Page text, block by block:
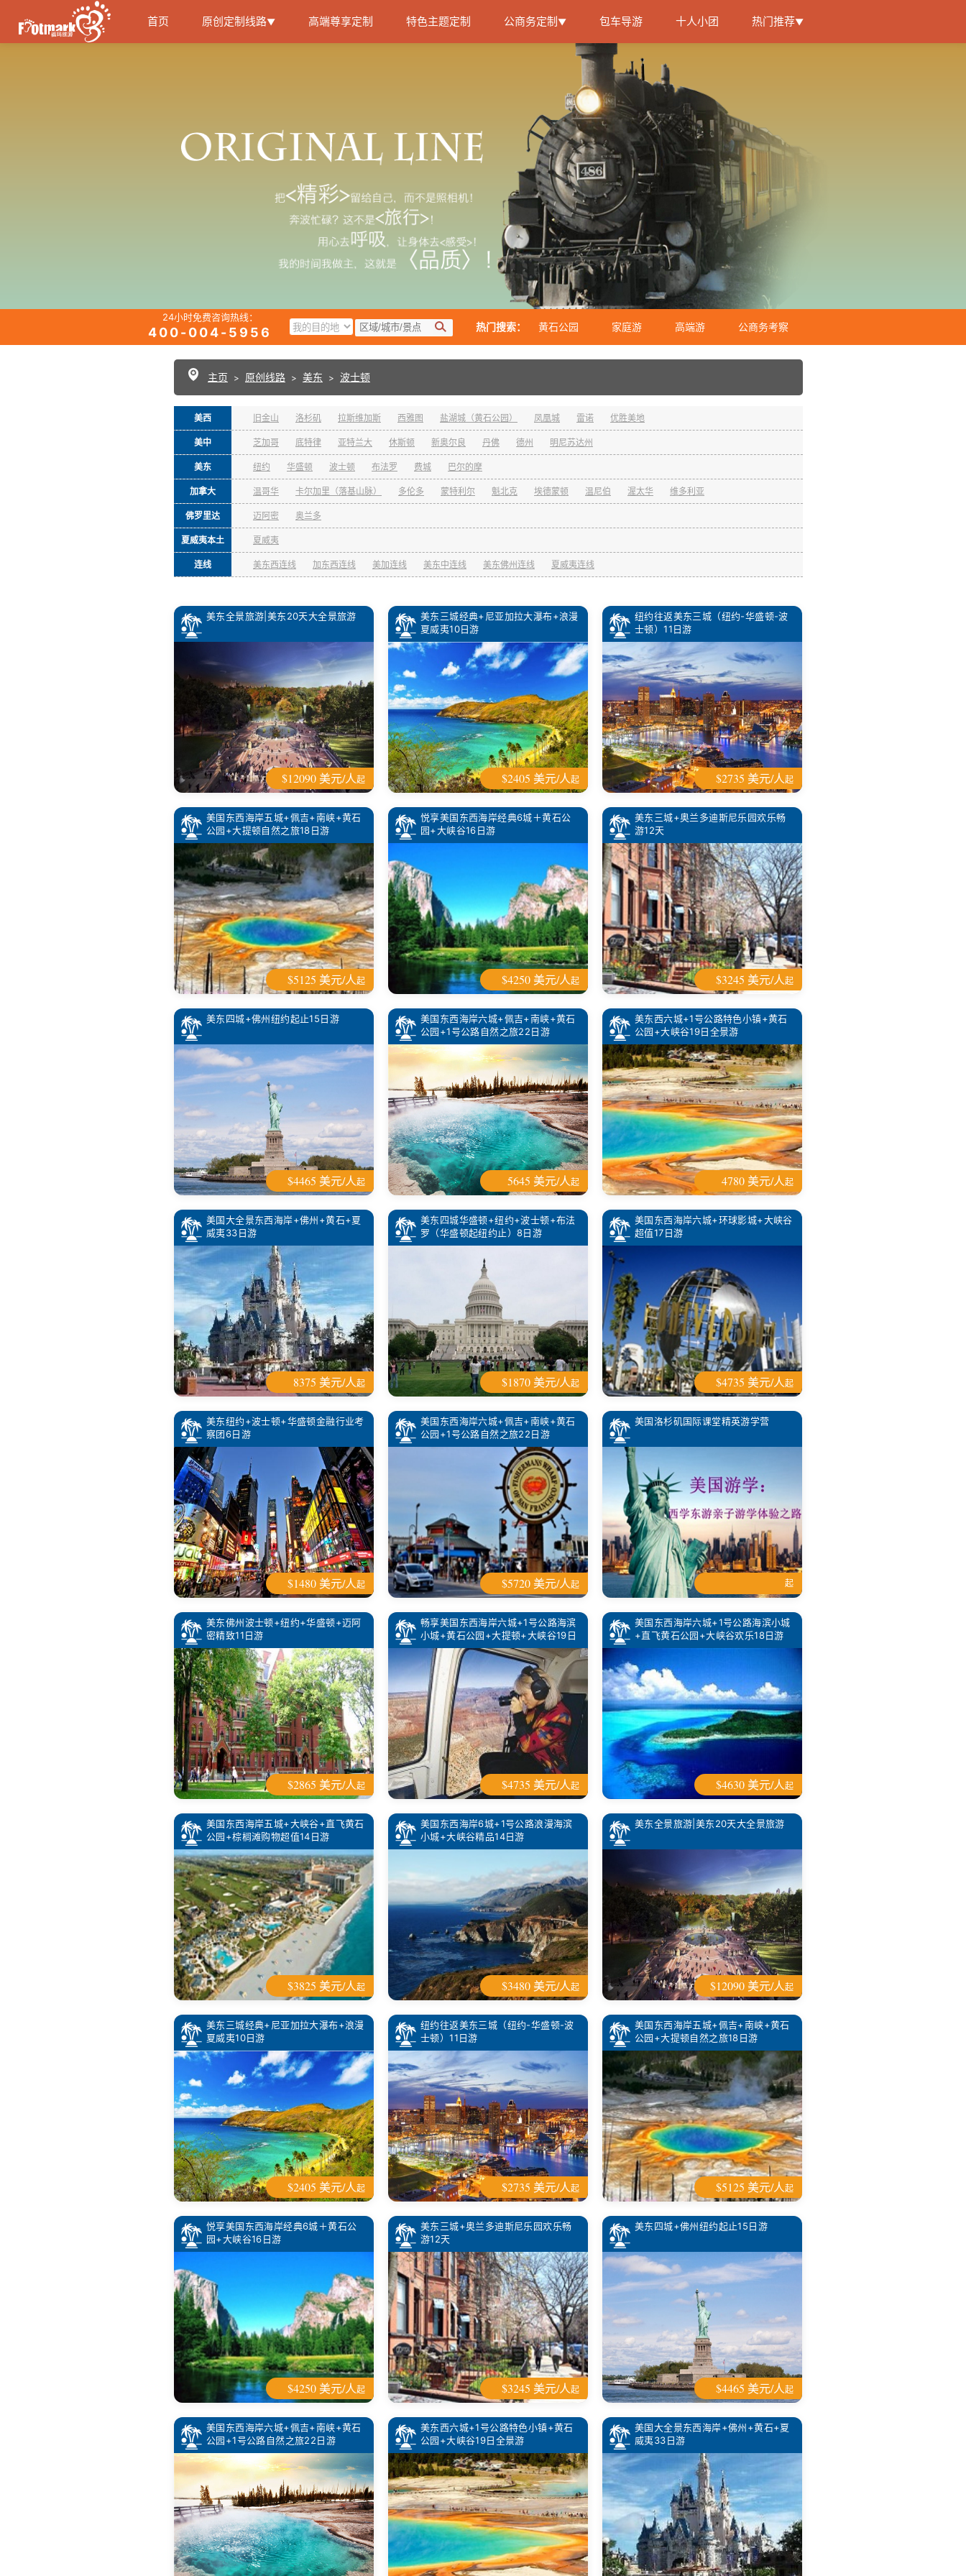
首页 原创定制线路▼ 高端尊享定制 特色主题定制 公商务定制▼ 包车导游 十人小团 热门推荐▼
24小时免费咨询热线：
400-004-5956 热门搜索： 黄石公园 家庭游 高端游 公商务考察
主页 > 原创线路 > 美东 > 波士顿
美西 旧金山 洛杉矶 拉斯维加斯 西雅图 盐湖城（黄石公园） 凤凰城 雷诺 优胜美地
美中 芝加哥 底特律 亚特兰大 休斯顿 新奥尔良 丹佛 德州 明尼苏达州
美东 纽约 华盛顿 波士顿 布法罗 费城 巴尔的摩
加拿大 温哥华 卡尔加里（落基山脉） 多伦多 蒙特利尔 魁北克 埃德蒙顿 温尼伯 渥太华 维多利亚
佛罗里达 迈阿密 奥兰多
夏威夷本土 夏威夷
连线 美东西连线 加东西连线 美加连线 美东中连线 美东佛州连线 夏威夷连线
美东全景旅游|美东20天大全景旅游
$12090 美元/人起
美东三城经典+尼亚加拉大瀑布+浪漫
夏威夷10日游
$2405 美元/人起
纽约往返美东三城（纽约-华盛顿-波
士顿）11日游
$2735 美元/人起
美国东西海岸五城+佩吉+南峡+黄石
公园+大提顿自然之旅18日游
$5125 美元/人起
悦享美国东西海岸经典6城＋黄石公
园+大峡谷16日游
$4250 美元/人起
美东三城+奥兰多迪斯尼乐园欢乐畅
游12天
$3245 美元/人起
美东四城+佛州纽约起止15日游
$4465 美元/人起
美国东西海岸六城+佩吉+南峡+黄石
公园+1号公路自然之旅22日游
5645 美元/人起
美东西六城+1号公路特色小镇+黄石
公园+大峡谷19日全景游
4780 美元/人起
美国大全景东西海岸+佛州+黄石+夏
威夷33日游
8375 美元/人起
美东四城华盛顿+纽约+波士顿+布法
罗（华盛顿起纽约止）8日游
$1870 美元/人起
美国东西海岸六城+环球影城+大峡谷
超值17日游
$4735 美元/人起
美东纽约+波士顿+华盛顿金融行业考
察团6日游
$1480 美元/人起
美国东西海岸六城+佩吉+南峡+黄石
公园+1号公路自然之旅22日游
$5720 美元/人起
美国洛杉矶国际课堂精英游学营
起
美东佛州波士顿+纽约+华盛顿+迈阿
密精致11日游
$2865 美元/人起
畅享美国东西海岸六城+1号公路海滨
小城+黄石公园+大提顿+大峡谷19日
游
$4735 美元/人起
美国东西海岸六城+1号公路海滨小城
+直飞黄石公园+大峡谷欢乐18日游
$4630 美元/人起
美国东西海岸五城+大峡谷+直飞黄石
公园+棕榈滩购物超值14日游
$3825 美元/人起
美国东西海岸6城+1号公路浪漫海滨
小城+大峡谷精品14日游
$3480 美元/人起
美东全景旅游|美东20天大全景旅游
$12090 美元/人起
美东三城经典+尼亚加拉大瀑布+浪漫
夏威夷10日游
$2405 美元/人起
纽约往返美东三城（纽约-华盛顿-波
士顿）11日游
$2735 美元/人起
美国东西海岸五城+佩吉+南峡+黄石
公园+大提顿自然之旅18日游
$5125 美元/人起
悦享美国东西海岸经典6城＋黄石公
园+大峡谷16日游
$4250 美元/人起
美东三城+奥兰多迪斯尼乐园欢乐畅
游12天
$3245 美元/人起
美东四城+佛州纽约起止15日游
$4465 美元/人起
美国东西海岸六城+佩吉+南峡+黄石
公园+1号公路自然之旅22日游
美东西六城+1号公路特色小镇+黄石
公园+大峡谷19日全景游
美国大全景东西海岸+佛州+黄石+夏
威夷33日游